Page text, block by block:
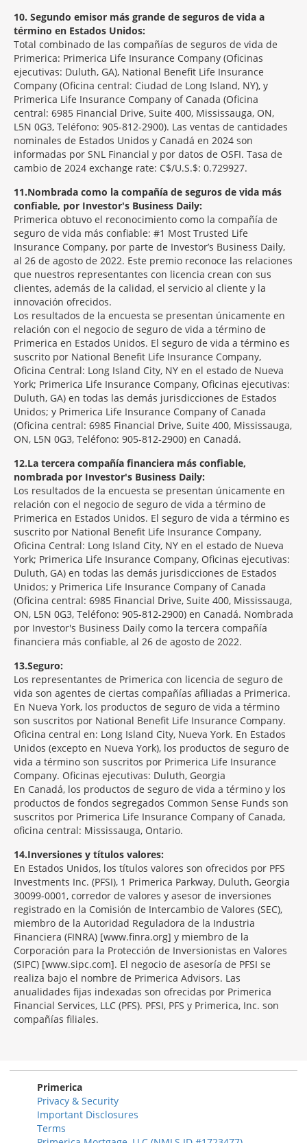
10 Segundo emisor más grande de seguros de vida a
término en Estados Unidos:
Total combinado de las compañías de seguros de vida de
Primerica: Primerica Life Insurance Company (Oficinas
ejecutivas: Duluth, GA), National Benefit Life Insurance
Company (Oficina central: Ciudad de Long Island, NY), y
Primerica Life Insurance Company of Canada (Oficina
central: 6985 Financial Drive, Suite 400, Mississauga, ON,
L5N 0G3, Teléfono: 905-812-2900). Las ventas de cantidades
nominales de Estados Unidos y Canadá en 2024 son
informadas por SNL Financial y por datos de OSFI. Tasa de
cambio de 2024 exchange rate: C$/U.S.$: 0.729927.
11 Nombrada como la compañía de seguros de vida más
confiable, por Investor's Business Daily:
Primerica obtuvo el reconocimiento como la compañía de
seguro de vida más confiable: #1 Most Trusted Life
Insurance Company, por parte de Investor’s Business Daily,
al 26 de agosto de 2022. Este premio reconoce las relaciones
que nuestros representantes con licencia crean con sus
clientes, además de la calidad, el servicio al cliente y la
innovación ofrecidos.
Los resultados de la encuesta se presentan únicamente en
relación con el negocio de seguro de vida a término de
Primerica en Estados Unidos. El seguro de vida a término es
suscrito por National Benefit Life Insurance Company,
Oficina Central: Long Island City, NY en el estado de Nueva
York; Primerica Life Insurance Company, Oficinas ejecutivas:
Duluth, GA) en todas las demás jurisdicciones de Estados
Unidos; y Primerica Life Insurance Company of Canada
(Oficina central: 6985 Financial Drive, Suite 400, Mississauga,
ON, L5N 0G3, Teléfono: 905-812-2900) en Canadá.
12 La tercera compañía financiera más confiable,
nombrada por Investor's Business Daily:
Los resultados de la encuesta se presentan únicamente en
relación con el negocio de seguro de vida a término de
Primerica en Estados Unidos. El seguro de vida a término es
suscrito por National Benefit Life Insurance Company,
Oficina Central: Long Island City, NY en el estado de Nueva
York; Primerica Life Insurance Company, Oficinas ejecutivas:
Duluth, GA) en todas las demás jurisdicciones de Estados
Unidos; y Primerica Life Insurance Company of Canada
(Oficina central: 6985 Financial Drive, Suite 400, Mississauga,
ON, L5N 0G3, Teléfono: 905-812-2900) en Canadá. Nombrada
por Investor's Business Daily como la tercera compañía
financiera más confiable, al 26 de agosto de 2022.
13 Seguro:
Los representantes de Primerica con licencia de seguro de
vida son agentes de ciertas compañías afiliadas a Primerica.
En Nueva York, los productos de seguro de vida a término
son suscritos por National Benefit Life Insurance Company.
Oficina central en: Long Island City, Nueva York. En Estados
Unidos (excepto en Nueva York), los productos de seguro de
vida a término son suscritos por Primerica Life Insurance
Company. Oficinas ejecutivas: Duluth, Georgia
En Canadá, los productos de seguro de vida a término y los
productos de fondos segregados Common Sense Funds son
suscritos por Primerica Life Insurance Company of Canada,
oficina central: Mississauga, Ontario.
14 Inversiones y títulos valores:
En Estados Unidos, los títulos valores son ofrecidos por PFS
Investments Inc. (PFSI), 1 Primerica Parkway, Duluth, Georgia
30099-0001, corredor de valores y asesor de inversiones
registrado en la Comisión de Intercambio de Valores (SEC),
miembro de la Autoridad Reguladora de la Industria
Financiera (FINRA) [www.finra.org] y miembro de la
Corporación para la Protección de Inversionistas en Valores
(SIPC) [www.sipc.com]. El negocio de asesoría de PFSI se
realiza bajo el nombre de Primerica Advisors. Las
anualidades fijas indexadas son ofrecidas por Primerica
Financial Services, LLC (PFS). PFSI, PFS y Primerica, Inc. son
compañías filiales.
Primerica
Privacy & Security
Important Disclosures
Terms